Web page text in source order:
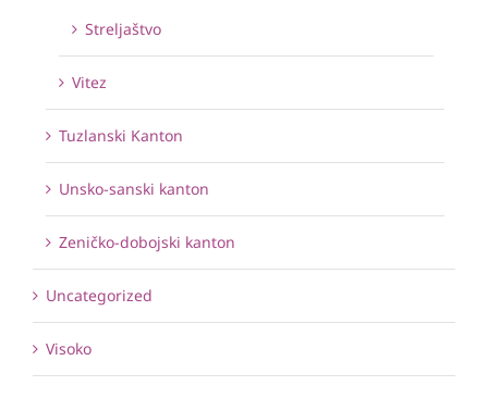
Streljaštvo
Vitez
Tuzlanski Kanton
Unsko-sanski kanton
Zeničko-dobojski kanton
Uncategorized
Visoko